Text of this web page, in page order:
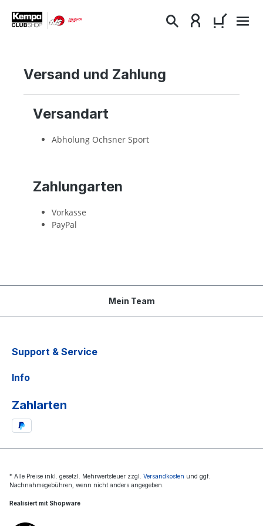
springen
Versand und Zahlung
Versandart
Abholung Ochsner Sport
Zahlungarten
Vorkasse
PayPal
Mein Team
Support & Service
Info
Zahlarten
* Alle Preise inkl. gesetzl. Mehrwertsteuer zzgl. Versandkosten und ggf.
Nachnahmegebühren, wenn nicht anders angegeben.
Realisiert mit Shopware